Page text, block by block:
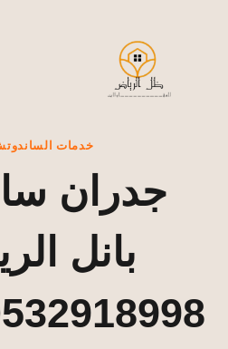
خدمات
جدران
بانل